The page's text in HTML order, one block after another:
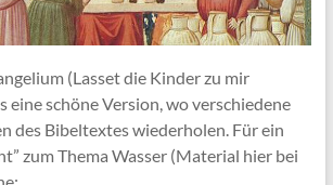
(Lasset die Kinder zu mir
eine schöne Version, wo verschiedene
des Bibeltextes wiederholen. Für ein
zum Thema Wasser (Material hier bei